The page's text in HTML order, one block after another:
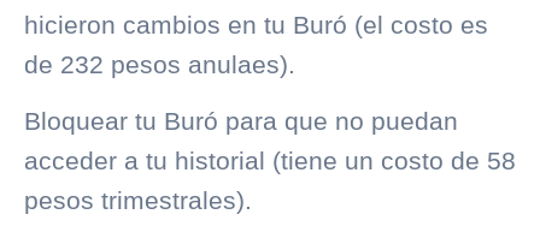
hicieron cambios en tu Buró (el costo es
de 232 pesos anulaes).
Bloquear tu Buró para que no puedan
acceder a tu historial (tiene un costo de 58
pesos trimestrales).